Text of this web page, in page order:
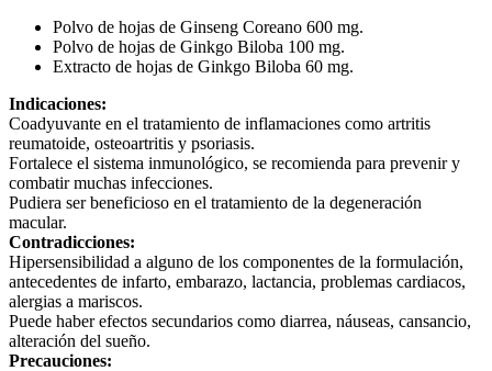
Polvo de hojas de Ginseng Coreano 600 mg.
Polvo de hojas de Ginkgo Biloba 100 mg.
Extracto de hojas de Ginkgo Biloba 60 mg.
Indicaciones:
Coadyuvante en el tratamiento de inflamaciones como artritis
reumatoide, osteoartritis y psoriasis.
Fortalece el sistema inmunológico, se recomienda para prevenir y
combatir muchas infecciones.
Pudiera ser beneficioso en el tratamiento de la degeneración
macular.
Contradicciones:
Hipersensibilidad a alguno de los componentes de la formulación,
antecedentes de infarto, embarazo, lactancia, problemas cardiacos,
alergias a mariscos.
Puede haber efectos secundarios como diarrea, náuseas, cansancio,
alteración del sueño.
Precauciones: